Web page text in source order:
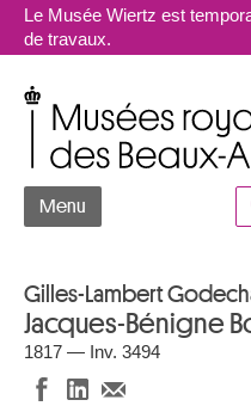
Le Musée Wiertz est
de travaux.
Menu
Gilles-Lambert
Jacques-Bénigne
1817 — Inv. 3494